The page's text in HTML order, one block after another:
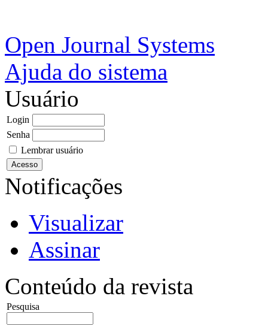
Open Journal Systems
Ajuda do sistema
Usuário
Login
Senha
Lembrar usuário
Notificações
Visualizar
Assinar
Conteúdo da revista
Pesquisa